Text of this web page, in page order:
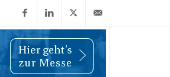
FacebookLinkedIn
X
(Twitter)
info@wiwi-